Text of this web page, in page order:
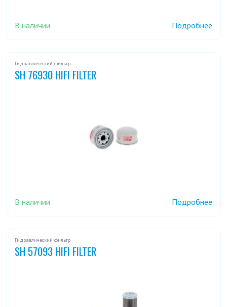
В наличии Подробнее
Гидравлический фильтр
SH 76930 HIFI FILTER
В наличии Подробнее
Гидравлический фильтр
SH 57093 HIFI FILTER